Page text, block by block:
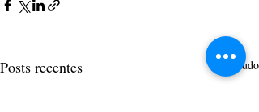
Posts recentes Ver tudo